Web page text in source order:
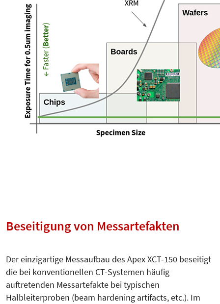
Beseitigung von Messartefakten
Der einzigartige Messaufbau des Apex XCT-150 beseitigt
die bei konventionellen CT-Systemen häufig
auftretenden Messartefakte bei typischen
Halbleiterproben (beam hardening artifacts, etc.). Im